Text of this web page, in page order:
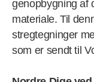
genopbygning af
materiale. Til
stregtegninger
som er sendt til